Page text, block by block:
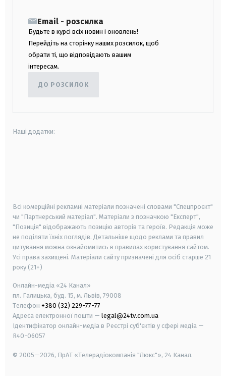
Email - розсилка
Будьте в курсі всіх новин і оновлень!
Перейдіть на сторінку наших розсилок, щоб
обрати ті, що відповідають вашим
інтересам.
ДО РОЗСИЛОК
Наші додатки:
Всі комерційні рекламні матеріали позначені словами "Спецпроєкт"
чи "Партнерський матеріал". Матеріали з позначкою "Експерт",
"Позиція" відображають позицію авторів та героїв. Редакція може
не поділяти їхніх поглядів. Детальніше щодо реклами та правил
цитування можна ознайомитись в правилах користування сайтом.
Усі права захищені. Матеріали сайту призначені для осіб старше 21
року (21+)
Онлайн-медіа «24 Канал»
пл. Галицька, буд. 15, м. Львів, 79008
Телефон +380 (32) 229-77-77
Адреса електронної пошти — legal@24tv.com.ua
Ідентифікатор онлайн-медіа в Реєстрі суб'єктів у сфері медіа —
R40-06057
© 2005—2026, ПрАТ «Телерадіокомпанія "Люкс"», 24 Канал.